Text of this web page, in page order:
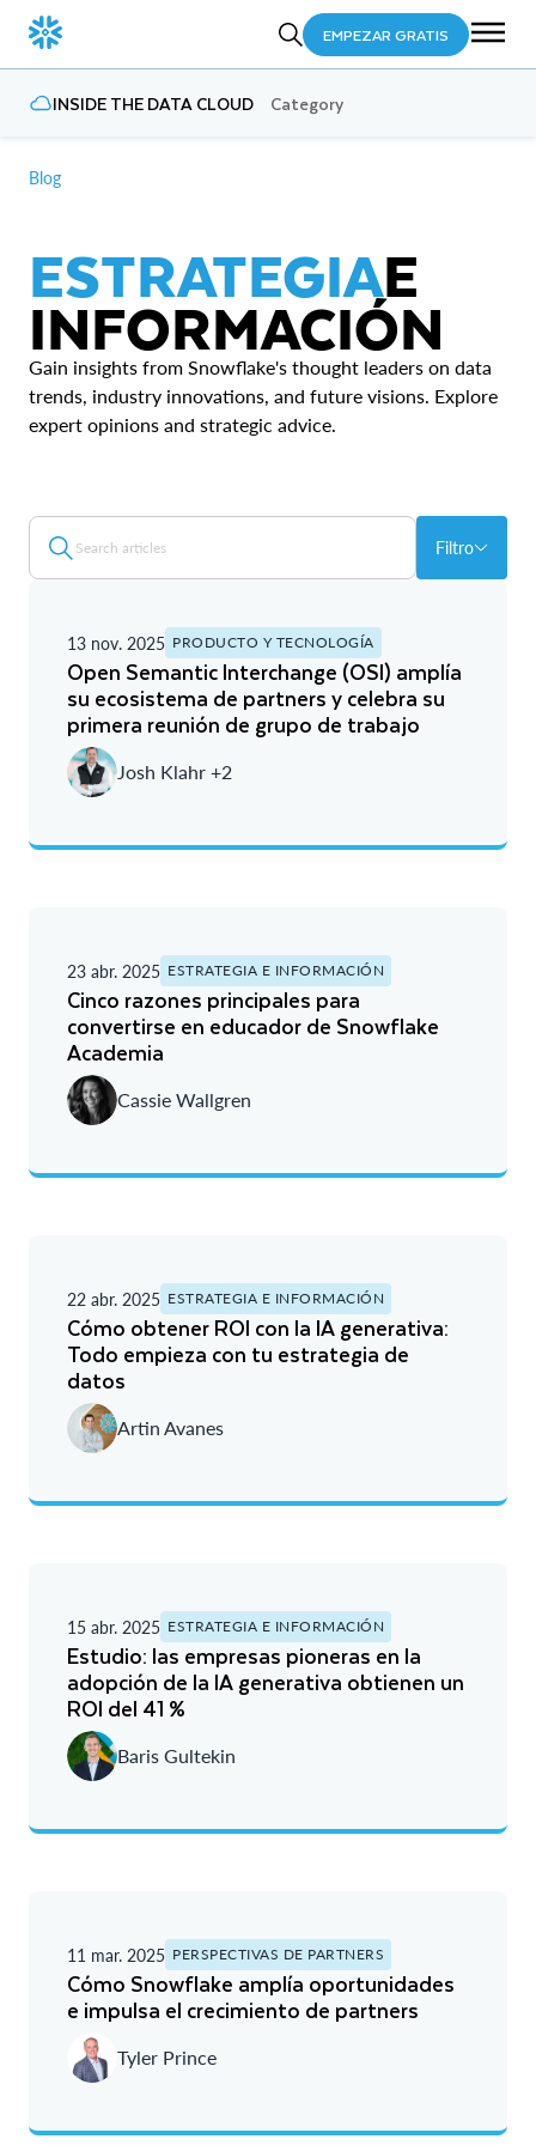
EMPEZAR GRATIS
INSIDE THE DATA CLOUD Category
Blog
ESTRATEGIAE
INFORMACIÓN
Gain insights from Snowflake's thought leaders on data
trends, industry innovations, and future visions. Explore
expert opinions and strategic advice.
Filtro
13 nov. 2025 PRODUCTO Y TECNOLOGÍA
Open Semantic Interchange (OSI) amplía
su ecosistema de partners y celebra su
primera reunión de grupo de trabajo
Josh Klahr +2
23 abr. 2025 ESTRATEGIA E INFORMACIÓN
Cinco razones principales para
convertirse en educador de Snowflake
Academia
Cassie Wallgren
22 abr. 2025 ESTRATEGIA E INFORMACIÓN
Cómo obtener ROI con la IA generativa:
Todo empieza con tu estrategia de
datos
Artin Avanes
15 abr. 2025 ESTRATEGIA E INFORMACIÓN
Estudio: las empresas pioneras en la
adopción de la IA generativa obtienen un
ROI del 41 %
Baris Gultekin
11 mar. 2025 PERSPECTIVAS DE PARTNERS
Cómo Snowflake amplía oportunidades
e impulsa el crecimiento de partners
Tyler Prince